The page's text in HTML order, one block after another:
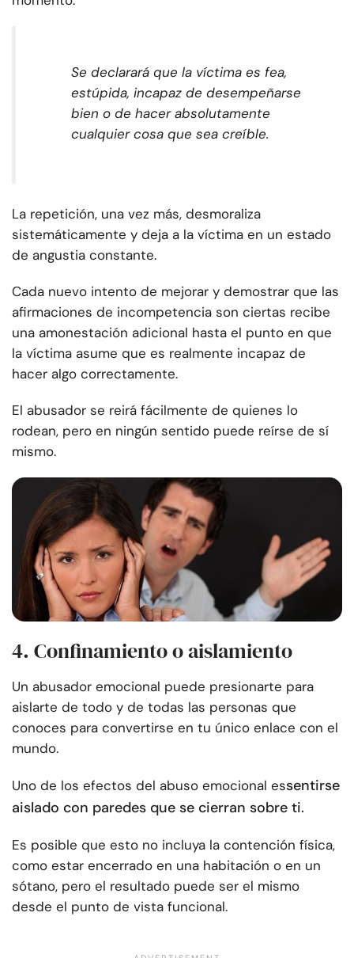
Se declarará que la víctima es fea,
estúpida, incapaz de desempeñarse
bien o de hacer absolutamente
cualquier cosa que sea creíble.
La repetición, una vez más, desmoraliza
sistemáticamente y deja a la víctima en un estado
de angustia constante.
Cada nuevo intento de mejorar y demostrar que las
afirmaciones de incompetencia son ciertas recibe
una amonestación adicional hasta el punto en que
la víctima asume que es realmente incapaz de
hacer algo correctamente.
El abusador se reirá fácilmente de quienes lo
rodean, pero en ningún sentido puede reírse de sí
mismo.
4. Confinamiento o aislamiento
Un abusador emocional puede presionarte para
aislarte de todo y de todas las personas que
conoces para convertirse en tu único enlace con el
mundo.
Uno de los efectos del abuso emocional essentirse
aislado con paredes que se cierran sobre ti.
Es posible que esto no incluya la contención física,
como estar encerrado en una habitación o en un
sótano, pero el resultado puede ser el mismo
desde el punto de vista funcional.